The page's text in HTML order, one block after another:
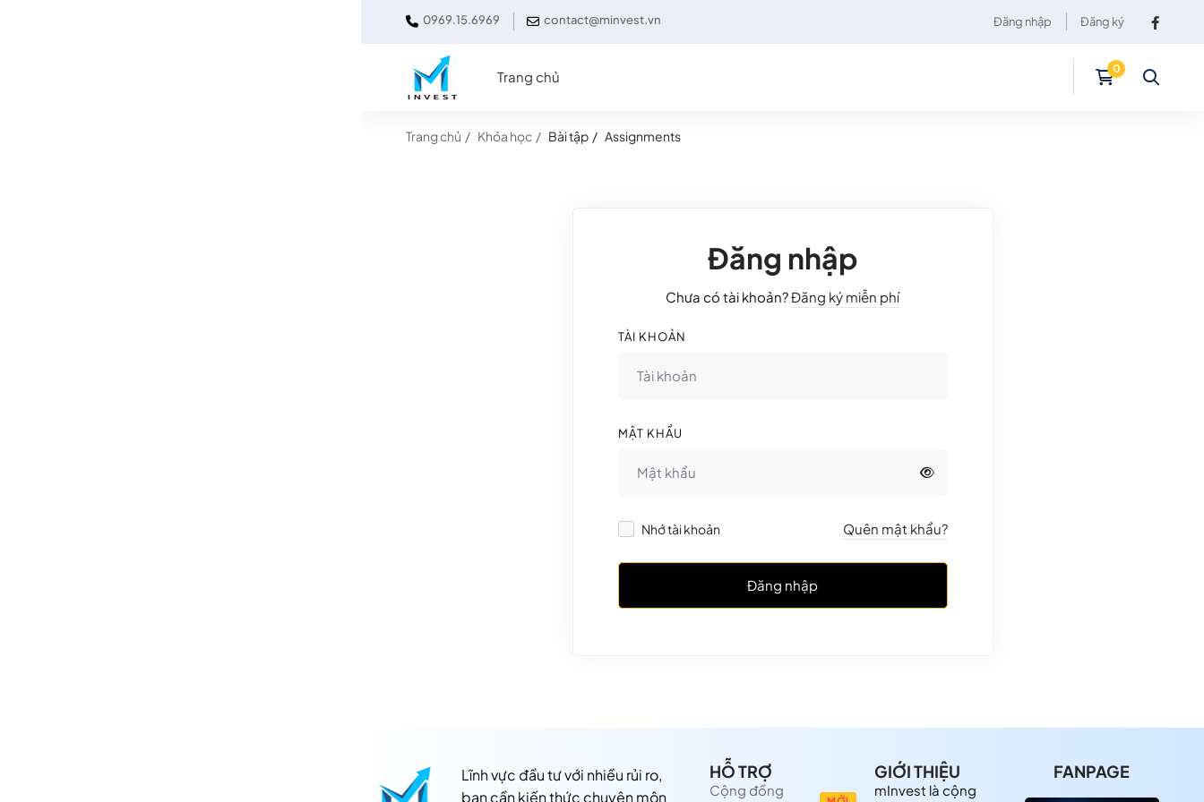
0969.15.6969 contact@minvest.vn Đăng nhập Đăng ký
Trang chủ
Trang chủ Khóa học Bài tập Assignments
Đăng nhập
Chưa có tài khoản?Đăng ký miễn phí
TÀI KHOẢN
MẬT KHẨU
Nhớ tài khoản Quên mật khẩu?
Đăng nhập
Lĩnh vực đầu tư với nhiều rủi ro,
bạn cần kiến thức chuyên môn
HỖ TRỢ
Cộng đồng
GIỚI THIỆU
mInvest là cộng
FANPAGE